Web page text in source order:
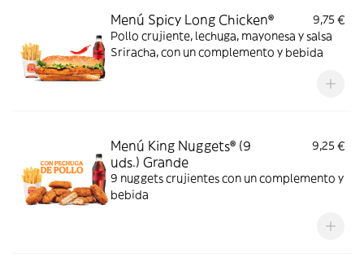
Menú Spicy Long Chicken®
9,75 €
Pollo crujiente, lechuga, mayonesa y salsa
Sriracha, con un complemento y bebida
Menú King Nuggets® (9
uds.) Grande
9,25 €
9 nuggets crujientes con un complemento y
bebida